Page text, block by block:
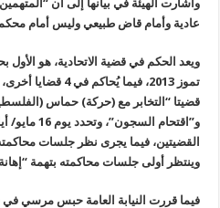
وأشارت الهيئة في بيانها إلى أن
عادية وأمام قاض طبيعي وليس أمام
ويعد الحكم في قضية الاتحادية، هو الأول
تموز 2013، فيما
قضيتا “التخابر مع (حركة) حماس
و”اقتحام
القضيتين، فيما يجرى نظر جلسات
وينتظر أولى جلسات محاكمته بتهمة “إهانة القضاء” يوم
فيما قررت النيابة العامة حبس مرسي